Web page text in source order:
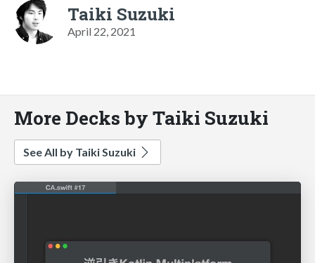
Taiki Suzuki
April 22, 2021
More Decks by Taiki Suzuki
See All by Taiki Suzuki